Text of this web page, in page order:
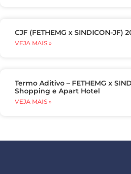
CJF (FETHEMG x SINDICON-JF)
VEJA MAIS »
Termo Aditivo – FETHEMG x
Shopping e Apart Hotel
VEJA MAIS »